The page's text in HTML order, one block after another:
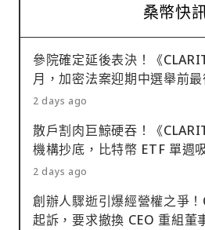
桑幣快
參院確定延後表決！《
月，加密法案迎期中選舉前
2 days ago
散戶割肉巨鯨硬吞！《
機構抄底，比特幣 ETF 單週
2 days ago
創辦人驟逝引爆經營權之爭
起訴，要求撤換 CEO 重組董